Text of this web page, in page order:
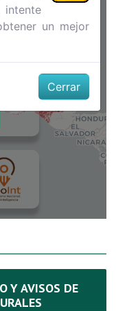
Y AVISOS DE